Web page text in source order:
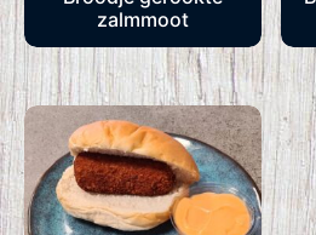
zalmmoot